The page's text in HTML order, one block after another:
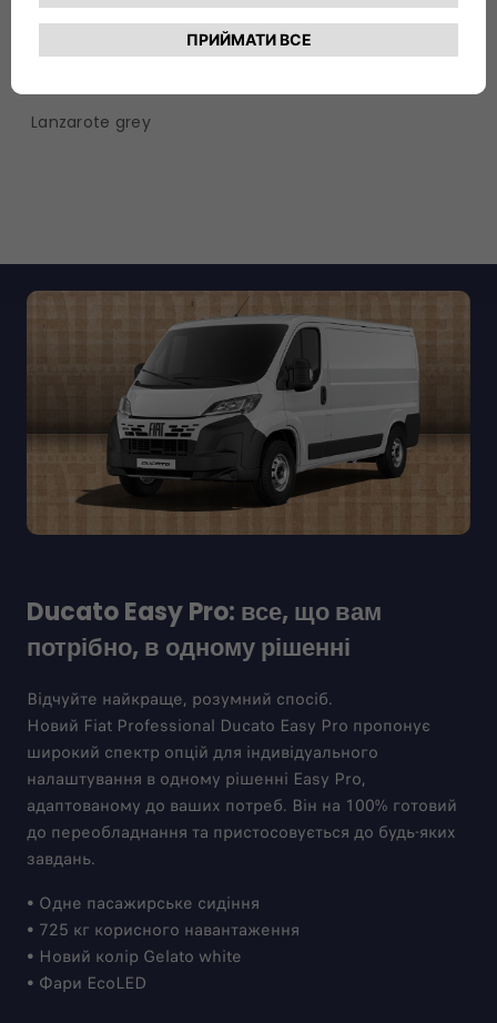
Colors
Lanzarote grey
Ducato Easy Pro: все, що вам
потрібно, в одному рішенні
Відчуйте найкраще, розумний спосіб.
Новий Fiat Professional Ducato Easy Pro пропонує
широкий спектр опцій для індивідуального
налаштування в одному рішенні Easy Pro,
адаптованому до ваших потреб. Він на 100% готовий
до переобладнання та пристосовується до будь-яких
завдань.
• Одне пасажирське сидіння
• 725 кг корисного навантаження
• Новий колір Gelato white
• Фари EcoLED